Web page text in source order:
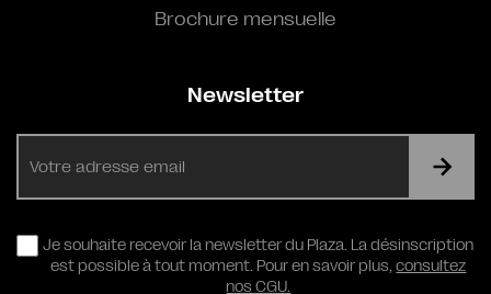
Brochure mensuelle
Newsletter
RGPD
Je souhaite recevoir la newsletter du Plaza. La désinscription
est possible à tout moment. Pour en savoir plus,consultez
nos CGU.